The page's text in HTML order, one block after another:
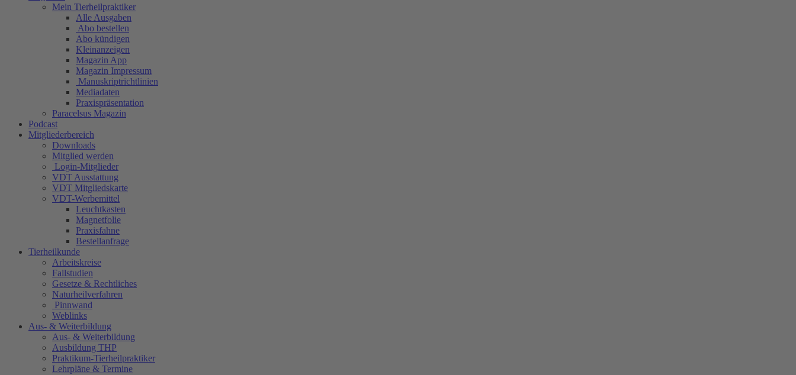
Mein Tierheilpraktiker
Alle Ausgaben
Abo bestellen
Abo kündigen
Kleinanzeigen
Magazin App
Magazin Impressum
Manuskriptrichtlinien
Mediadaten
Praxispräsentation
Paracelsus Magazin
Podcast
Mitgliederbereich
Downloads
Mitglied werden
Login-Mitglieder
VDT Ausstattung
VDT Mitgliedskarte
VDT-Werbemittel
Leuchtkasten
Magnetfolie
Praxisfahne
Bestellanfrage
Tierheilkunde
Arbeitskreise
Fallstudien
Gesetze & Rechtliches
Naturheilverfahren
Pinnwand
Weblinks
Aus- & Weiterbildung
Aus- & Weiterbildung
Ausbildung THP
Praktikum-Tierheilpraktiker
Lehrpläne & Termine